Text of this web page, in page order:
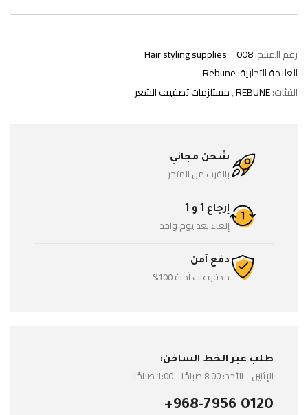
رقم المنتج:Hair styling supplies = 008
العلامة التجارية:Rebune
الفئات:REBUNE
,مستلزمات تصفيف الشعر
شحن مجاني
بالقرب من المتجر
إرجاع 1 و 1
إلغاء بعد يوم واحد
دفع آمن
مدفوعات آمنة 100%
طلب عبر الخط الساخن:
الإثنين - الأحد: 8:00 صباحًا - 1:00 صباحًا
+968-7956 0120